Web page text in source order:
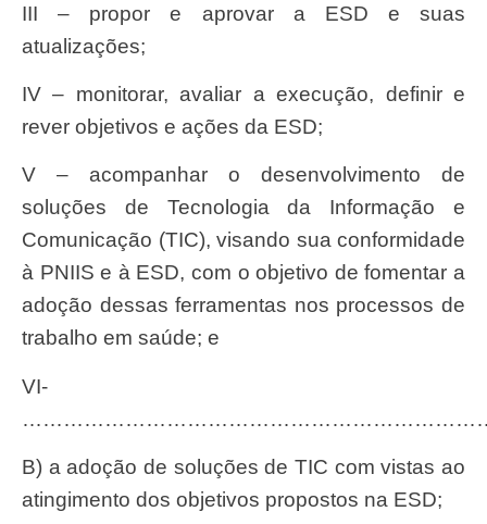
III – propor e aprovar a ESD e suas
atualizações;
IV – monitorar, avaliar a execução, definir e
rever objetivos e ações da ESD;
V – acompanhar o desenvolvimento de
soluções de Tecnologia da Informação e
Comunicação (TIC), visando sua conformidade
à PNIIS e à ESD, com o objetivo de fomentar a
adoção dessas ferramentas nos processos de
trabalho em saúde; e
VI-
b) a adoção de soluções de TIC com vistas ao
atingimento dos objetivos propostos na ESD;